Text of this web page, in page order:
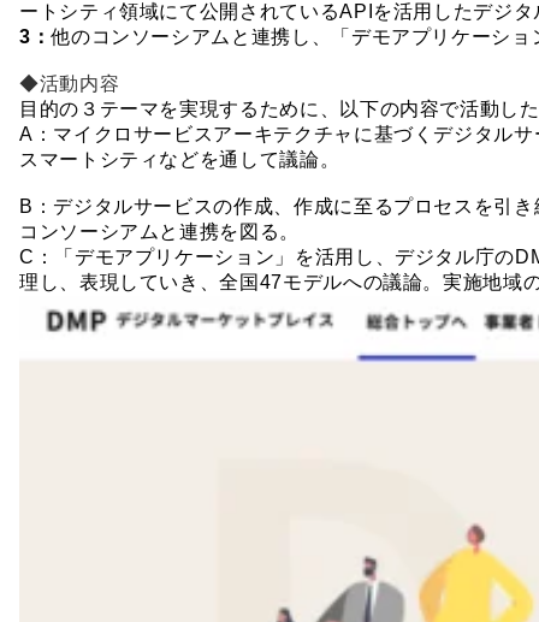
ートシティ領域にて公開されているAPIを活用したデジ
3：他のコンソーシアムと連携し、「デモアプリケーシ
◆活動内容
目的の３テーマを実現するために、以下の内容で活動し
A：マイクロサービスアーキテクチャに基づくデジタル
スマートシティなどを通して議論。
B：デジタルサービスの作成、作成に至るプロセスを引
コンソーシアムと連携を図る。
C：「デモアプリケーション」を活用し、デジタル庁の
理し、表現していき、全国47モデルへの議論。実施地域